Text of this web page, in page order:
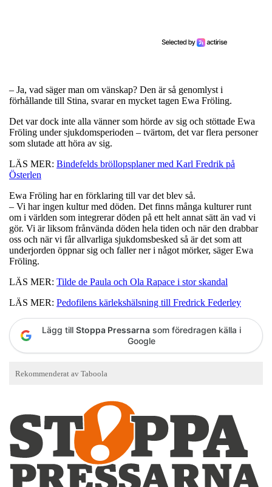
– Ja, vad säger man om vänskap? Den är så genomlyst i
förhållande till Stina, svarar en mycket tagen Ewa Fröling.
Det var dock inte alla vänner som hörde av sig och stöttade Ewa
Fröling under sjukdomsperioden – tvärtom, det var flera personer
som slutade att höra av sig.
LÄS MER: Bindefelds bröllopsplaner med Karl Fredrik på
Österlen
Ewa Fröling har en förklaring till var det blev så.
– Vi har ingen kultur med döden. Det finns många kulturer runt
om i världen som integrerar döden på ett helt annat sätt än vad vi
gör. Vi är liksom frånvända döden hela tiden och när den drabbar
oss och när vi får allvarliga sjukdomsbesked så är det som att
underjorden öppnar sig och faller ner i något mörker, säger Ewa
Fröling.
LÄS MER: Tilde de Paula och Ola Rapace i stor skandal
LÄS MER: Pedofilens kärlekshälsning till Fredrick Federley
Lägg till Stoppa Pressarna som föredragen källa i
Google